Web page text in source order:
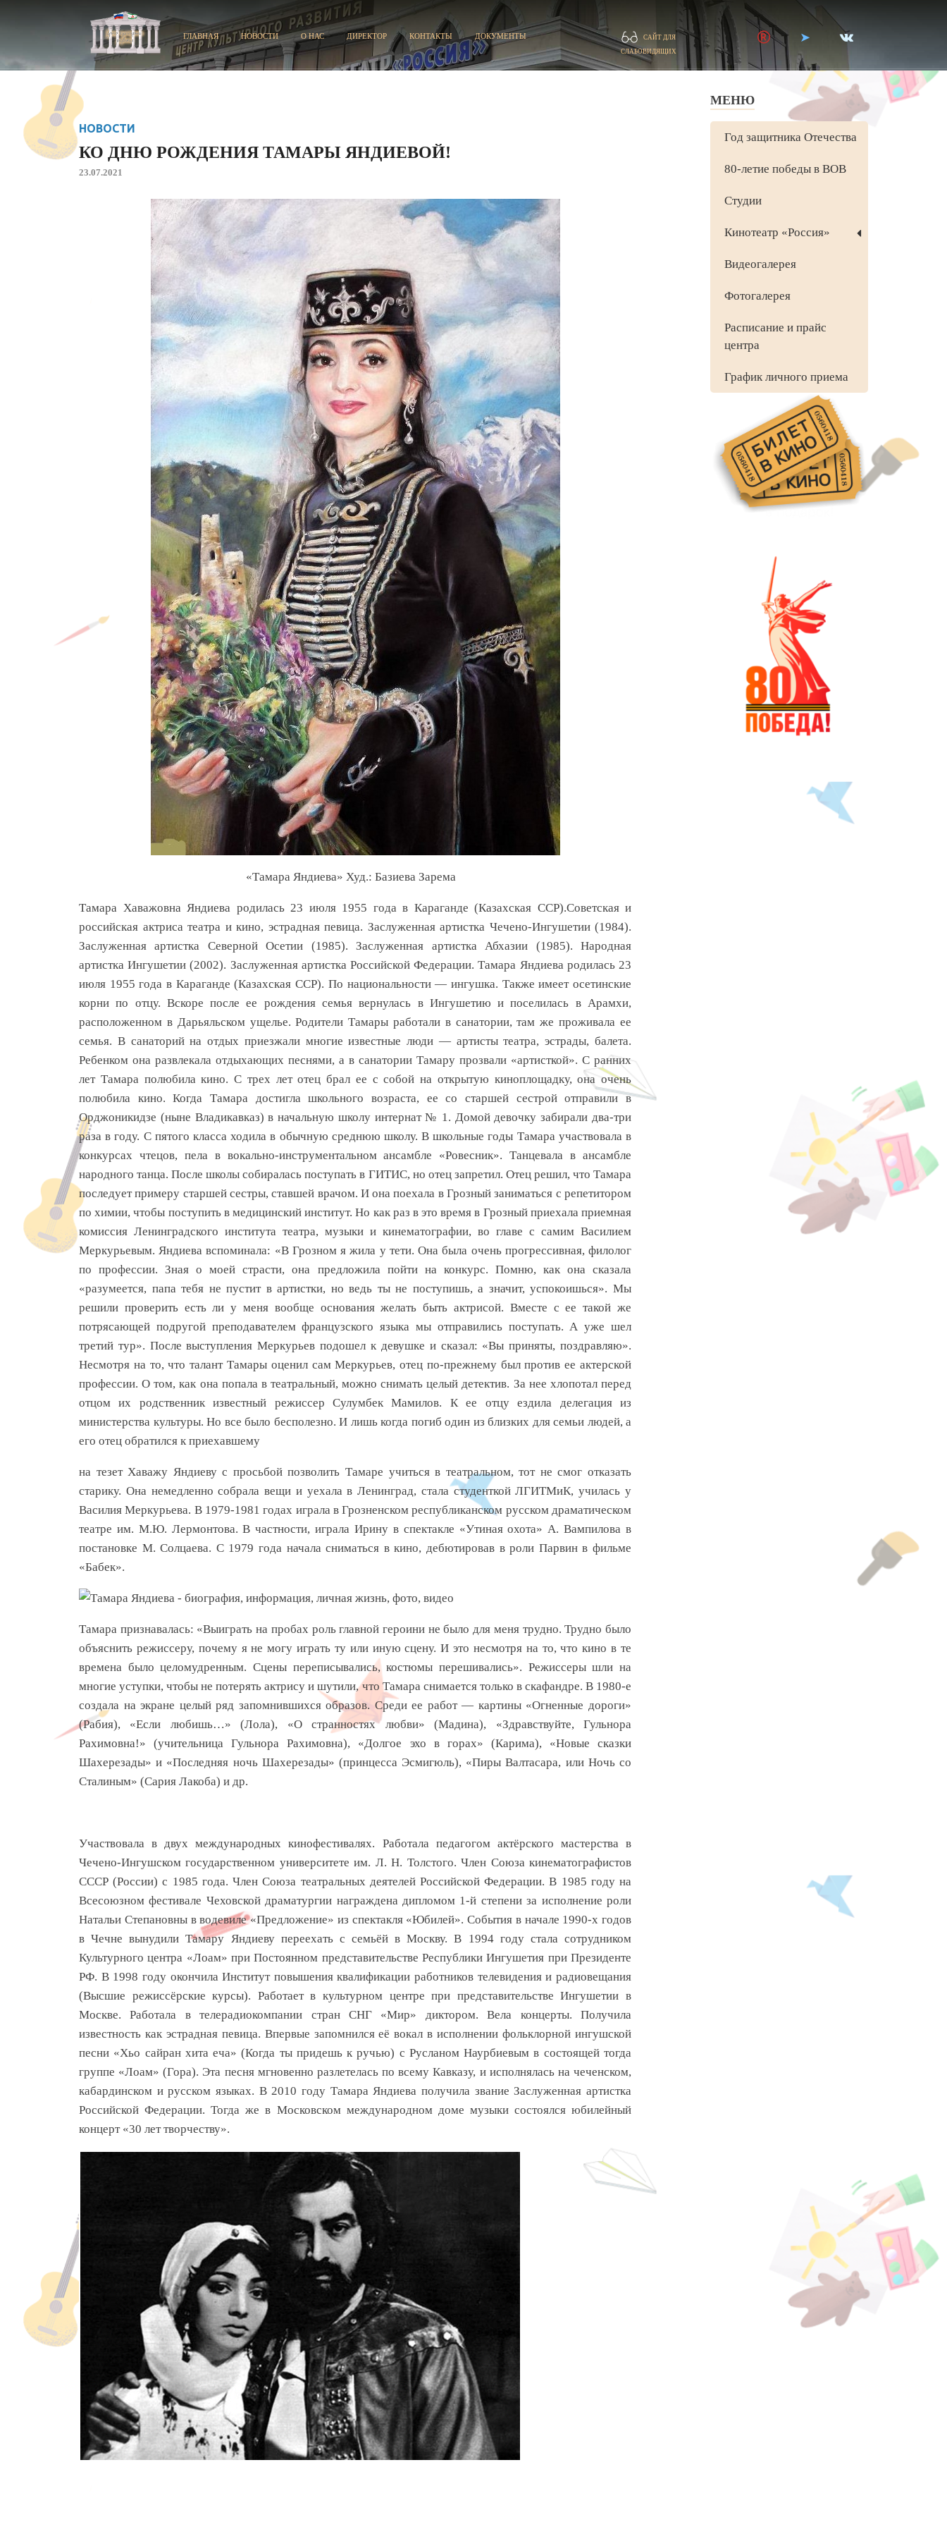
САЙТ ДЛЯ
СЛАБОВИДЯЩИХ
ГЛАВНАЯ НОВОСТИ О НАС ДИРЕКТОР КОНТАКТЫ ДОКУМЕНТЫ
НОВОСТИ
КО ДНЮ РОЖДЕНИЯ ТАМАРЫ ЯНДИЕВОЙ!
23.07.2021
«Тамара Яндиева» Худ.: Базиева Зарема
Тамара Хаважовна Яндиева родилась 23 июля 1955 года в Караганде (Казахская ССР).Советская и
российская актриса театра и кино, эстрадная певица. Заслуженная артистка Чечено-Ингушетии (1984).
Заслуженная артистка Северной Осетии (1985). Заслуженная артистка Абхазии (1985). Народная
артистка Ингушетии (2002). Заслуженная артистка Российской Федерации. Тамара Яндиева родилась 23
июля 1955 года в Караганде (Казахская ССР). По национальности — ингушка. Также имеет осетинские
корни по отцу. Вскоре после еe рождения семья вернулась в Ингушетию и поселилась в Арамхи,
расположенном в Дарьяльском ущелье. Родители Тамары работали в санатории, там же проживала ее
семья. В санаторий на отдых приезжали многие известные люди — артисты театра, эстрады, балета.
Ребенком она развлекала отдыхающих песнями, а в санатории Тамару прозвали «артисткой». С ранних
лет Тамара полюбила кино. С трех лет отец брал ее с собой на открытую киноплощадку, она очень
полюбила кино. Когда Тамара достигла школьного возраста, еe со старшей сестрой отправили в
Орджоникидзе (ныне Владикавказ) в начальную школу интернат № 1. Домой девочку забирали два-три
раза в году. С пятого класса ходила в обычную среднюю школу. В школьные годы Тамара участвовала в
конкурсах чтецов, пела в вокально-инструментальном ансамбле «Ровесник». Танцевала в ансамбле
народного танца. После школы собиралась поступать в ГИТИС, но отец запретил. Отец решил, что Тамара
последует примеру старшей сестры, ставшей врачом. И она поехала в Грозный заниматься с репетитором
по химии, чтобы поступить в медицинский институт. Но как раз в это время в Грозный приехала приемная
комиссия Ленинградского института театра, музыки и кинематографии, во главе с самим Василием
Меркурьевым. Яндиева вспоминала: «В Грозном я жила у тети. Она была очень прогрессивная, филолог
по профессии. Зная о моей страсти, она предложила пойти на конкурс. Помню, как она сказала
«разумеется, папа тебя не пустит в артистки, но ведь ты не поступишь, а значит, успокоишься». Мы
решили проверить есть ли у меня вообще основания желать быть актрисой. Вместе с еe такой же
потрясающей подругой преподавателем французского языка мы отправились поступать. А уже шел
третий тур». После выступления Меркурьев подошел к девушке и сказал: «Вы приняты, поздравляю».
Несмотря на то, что талант Тамары оценил сам Меркурьев, отец по-прежнему был против ее актерской
профессии. О том, как она попала в театральный, можно снимать целый детектив. За нее хлопотал перед
отцом их родственник известный режиссер Сулумбек Мамилов. К ее отцу ездила делегация из
министерства культуры. Но все было бесполезно. И лишь когда погиб один из близких для семьи людей, а
его отец обратился к приехавшему
на тезет Хаважу Яндиеву с просьбой позволить Тамаре учиться в театральном, тот не смог отказать
старику. Она немедленно собрала вещи и уехала в Ленинград, стала студенткой ЛГИТМиК, училась у
Василия Меркурьева. В 1979-1981 годах играла в Грозненском республиканском русском драматическом
театре им. М.Ю. Лермонтова. В частности, играла Ирину в спектакле «Утиная охота» А. Вампилова в
постановке М. Солцаева. С 1979 года начала сниматься в кино, дебютировав в роли Парвин в фильме
«Бабек».
Тамара признавалась: «Выиграть на пробах роль главной героини не было для меня трудно. Трудно было
объяснить режиссеру, почему я не могу играть ту или иную сцену. И это несмотря на то, что кино в те
времена было целомудренным. Сцены переписывались, костюмы перешивались». Режиссеры шли на
многие уступки, чтобы не потерять актрису и шутили, что Тамара снимается только в скафандре. В 1980-е
создала на экране целый ряд запомнившихся образов. Среди ее работ — картины «Огненные дороги»
(Рабия), «Если любишь…» (Лола), «О странностях любви» (Мадина), «Здравствуйте, Гульнора
Рахимовна!» (учительница Гульнора Рахимовна), «Долгое эхо в горах» (Карима), «Новые сказки
Шахерезады» и «Последняя ночь Шахерезады» (принцесса Эсмигюль), «Пиры Валтасара, или Ночь со
Сталиным» (Сария Лакоба) и др.
Участвовала в двух международных кинофестивалях. Работала педагогом актёрского мастерства в
Чечено-Ингушском государственном университете им. Л. Н. Толстого. Член Союза кинематографистов
СССР (России) с 1985 года. Член Союза театральных деятелей Российской Федерации. В 1985 году на
Всесоюзном фестивале Чеховской драматургии награждена дипломом 1-й степени за исполнение роли
Натальи Степановны в водевиле «Предложение» из спектакля «Юбилей». События в начале 1990-х годов
в Чечне вынудили Тамару Яндиеву переехать с семьёй в Москву. В 1994 году стала сотрудником
Культурного центра «Лоам» при Постоянном представительстве Республики Ингушетия при Президенте
РФ. В 1998 году окончила Институт повышения квалификации работников телевидения и радиовещания
(Высшие режиссёрские курсы). Работает в культурном центре при представительстве Ингушетии в
Москве. Работала в телерадиокомпании стран СНГ «Мир» диктором. Вела концерты. Получила
известность как эстрадная певица. Впервые запомнился её вокал в исполнении фольклорной ингушской
песни «Хьо сайран хита еча» (Когда ты придешь к ручью) с Русланом Наурбиевым в состоящей тогда
группе «Лоам» (Гора). Эта песня мгновенно разлетелась по всему Кавказу, и исполнялась на чеченском,
кабардинском и русском языках. В 2010 году Тамара Яндиева получила звание Заслуженная артистка
Российской Федерации. Тогда же в Московском международном доме музыки состоялся юбилейный
концерт «30 лет творчеству».
МЕНЮ
Год защитника Отечества
80-летие победы в ВОВ
Студии
Кинотеатр «Россия»
Видеогалерея
Фотогалерея
Расписание и прайс
центра
График личного приема